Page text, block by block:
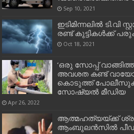
Sep 10, 2021
ഇടിമിന്നലിൽ ടി.വി
രണ്ട് കുട്ടികൾക്ക്
Oct 18, 2021
‘ഒരു സോപ്പ്
അവശത കണ്ട്
കൊടുത്ത്
സോഷ്യൽ മീഡിയ
Apr 26, 2022
ആത്മഹത്യയ്ക്ക്
ആംബുലന്‍സില്‍